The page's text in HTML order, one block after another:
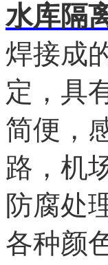
水库隔
焊接成
定，具
简便，
路，机
防腐处
各种颜